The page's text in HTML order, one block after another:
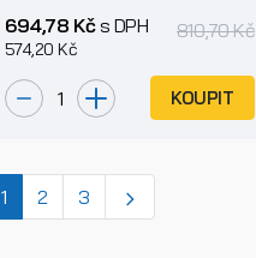
694,78 Kčs DPH
574,20 Kč
810,70 Kč
KOUPIT
1 (current)
2 3